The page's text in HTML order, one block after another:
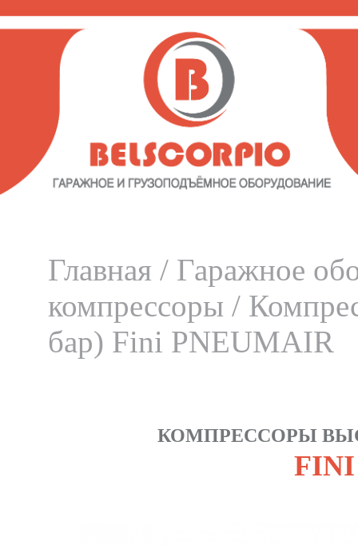
Главная / Гаражное
компрессоры /
бар) Fini PNEUMAIR
КОМПРЕССОРЫ